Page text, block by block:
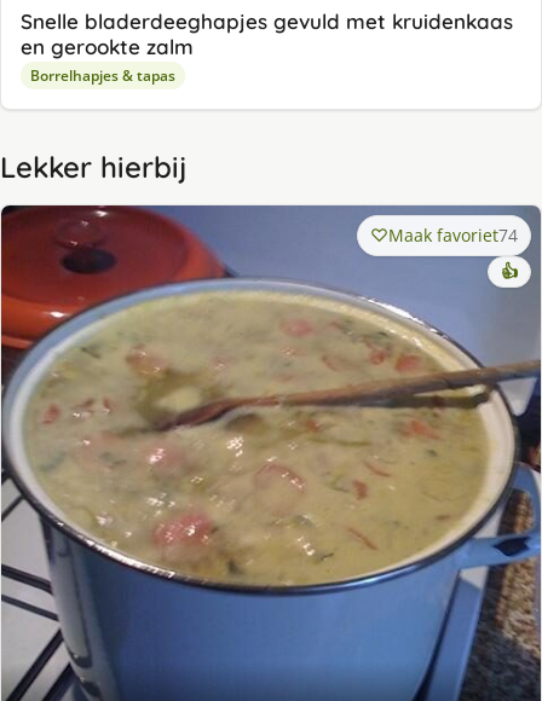
Snelle bladerdeeghapjes gevuld met kruidenkaas
en gerookte zalm
Borrelhapjes & tapas
Lekker hierbij
Maak favoriet74
👍